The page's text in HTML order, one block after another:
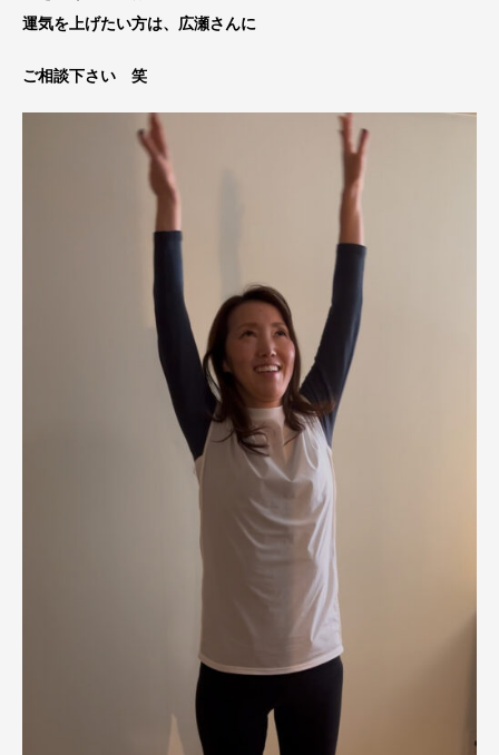
運気を上げたい方は、広瀬さんに
ご相談下さい 笑